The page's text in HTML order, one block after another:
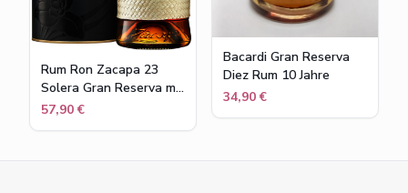
Rum Ron Zacapa 23
Solera Gran Reserva mit
Geschenkbox 40% Vol
57,90 €
Bacardi Gran Reserva
Diez Rum 10 Jahre
34,90 €